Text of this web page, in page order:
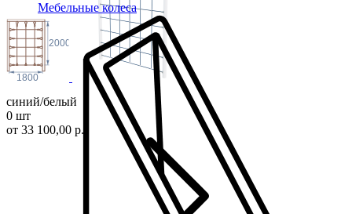
Мебельные колеса
2000
1800
синий/белый
0 шт
от 33 100,00 р.